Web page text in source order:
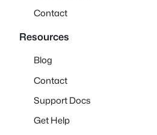
Contact
Resources
Blog
Contact
Support Docs
Get Help